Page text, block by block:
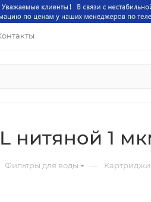
нитяной 1
Фильтры для воды — Картриджи